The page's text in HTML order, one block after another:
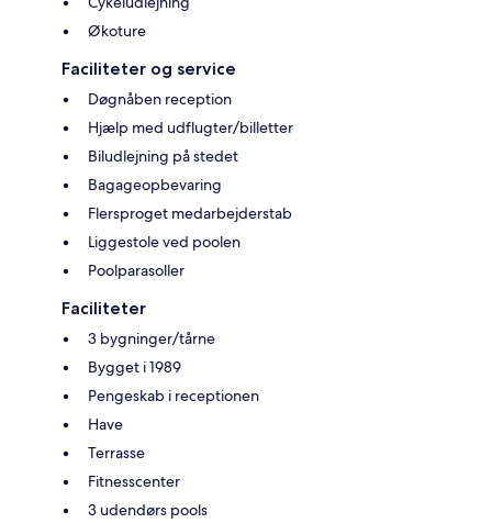
Økoture
Faciliteter og service
Døgnåben reception
Hjælp med udflugter/billetter
Biludlejning på stedet
Bagageopbevaring
Flersproget medarbejderstab
Liggestole ved poolen
Poolparasoller
Faciliteter
3 bygninger/tårne
Bygget i 1989
Pengeskab i receptionen
Have
Terrasse
Fitnesscenter
3 udendørs pools